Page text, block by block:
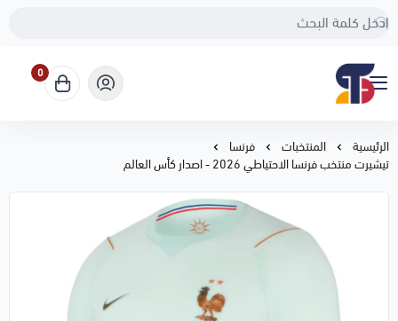
Sport Touch
0
الرئيسية المنتخبات
فرنسا
تيشيرت منتخب فرنسا الاحتياطي 2026 - اصدار كأس العالم